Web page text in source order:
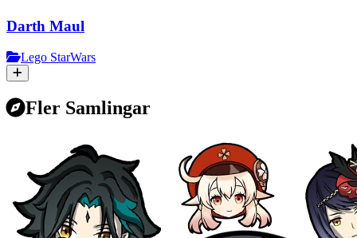
Darth Maul
Lego StarWars
Fler Samlingar